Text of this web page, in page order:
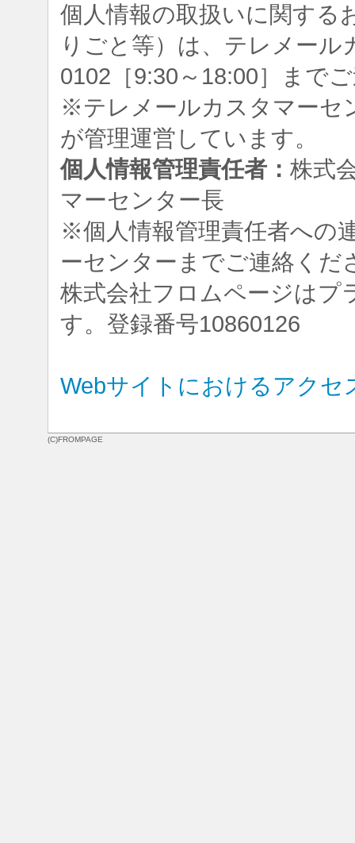
個人情報の取扱いに関する
りごと等）は、テレメー
0102［9:30～18:00］まで
※テレメールカスタマーセ
が管理運営しています。
個人情報管理責任者： 株式
マーセンター長
※個人情報管理責任者への
ーセンターまでご連絡くだ
株式会社フロムページはプ
す。登録番号10860126
Webサイトにおけるアクセ
(C)FROMPAGE